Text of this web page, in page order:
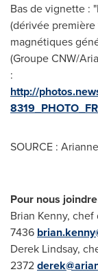
Bas de vignette :
(dérivée
magnétiques
(Groupe CNW/
:
http://
SOURCE :
Pour nous
Brian Kenny,
7436
Derek Lindsay,
2372